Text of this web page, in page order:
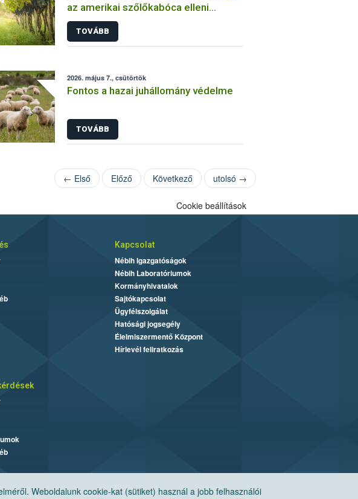
az amerikai szőlőkabóca elleni
védekezésben
TOVÁBB
2026. május 7., csütörtök
Fontos a hazai juhállomány védelme
TOVÁBB
← Első Előző Következő utolsó →
Weboldalunk cookie-kat (sütiket) használ a jobb felhasználói
Cookie beállítások
Kapcsolat
Nébih Igazgatóságok
Nébih Laboratóriumok
Kormányhivatalok
Sajtókapcsolat
Ügyfélszolgálat
Hatósági jogsegély
Élelmiszermentő Központ
Hírlevél feliratkozás